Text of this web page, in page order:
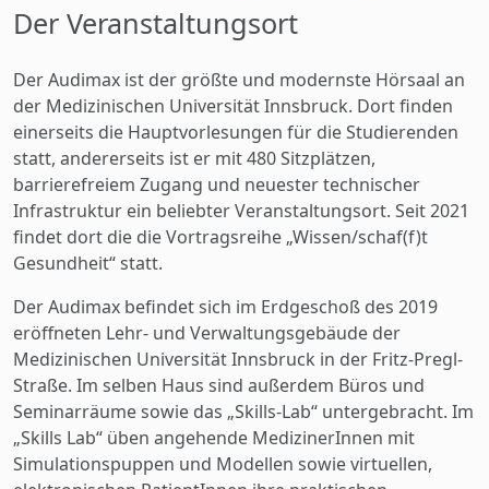
Der Veranstaltungsort
Der Audimax ist der größte und modernste Hörsaal an
der Medizinischen Universität Innsbruck. Dort finden
einerseits die Hauptvorlesungen für die Studierenden
statt, andererseits ist er mit 480 Sitzplätzen,
barrierefreiem Zugang und neuester technischer
Infrastruktur ein beliebter Veranstaltungsort. Seit 2021
findet dort die die Vortragsreihe „Wissen/schaf(f)t
Gesundheit“ statt.
Der Audimax befindet sich im Erdgeschoß des 2019
eröffneten Lehr- und Verwaltungsgebäude der
Medizinischen Universität Innsbruck in der Fritz-Pregl-
Straße. Im selben Haus sind außerdem Büros und
Seminarräume sowie das „Skills-Lab“ untergebracht. Im
„Skills Lab“ üben angehende MedizinerInnen mit
Simulationspuppen und Modellen sowie virtuellen,